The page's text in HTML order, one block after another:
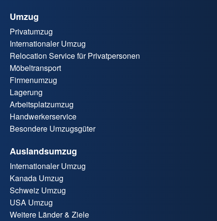
Umzug
Privatumzug
Internationaler Umzug
Relocation Service für Privatpersonen
Möbeltransport
Firmenumzug
Lagerung
Arbeitsplatzumzug
Handwerkerservice
Besondere Umzugsgüter
Auslandsumzug
Internationaler Umzug
Kanada Umzug
Schweiz Umzug
USA Umzug
Weitere Länder & Ziele